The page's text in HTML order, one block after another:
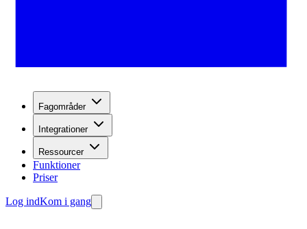
Fagområder
Integrationer
Ressourcer
Funktioner
Priser
Log indKom i gang